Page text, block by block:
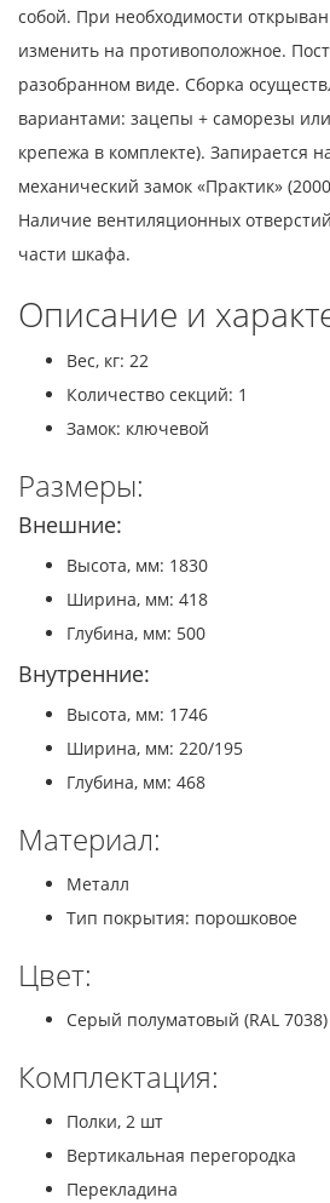
собой. При необходимости
изменить на противоположное.
разобранном виде. Сборка
вариантами: зацепы + саморезы
крепежа в комплекте). Запирается
механический замок «Практик»
Наличие вентиляционных
части шкафа.
Описание и
Вес, кг: 22
Количество секций: 1
Замок: ключевой
Размеры:
Внешние:
Высота, мм: 1830
Ширина, мм: 418
Глубина, мм: 500
Внутренние:
Высота, мм: 1746
Ширина, мм: 220/195
Глубина, мм: 468
Материал:
Металл
Тип покрытия: порошковое
Цвет:
Серый полуматовый (RAL 7038)
Комплектация:
Полки, 2 шт
Вертикальная перегородка
Перекладина